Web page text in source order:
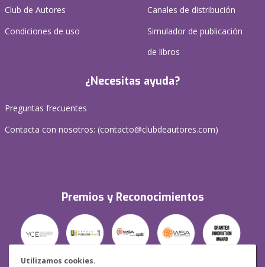
Utilizamos cookies.
Club de Autores
Condiciones de uso
Canales de distribución
Simulador de publicación
de libros
¿Necesitas ayuda?
Preguntas frecuentes
Contacta con nosotros: (contacto@clubdeautores.com)
Premios y Reconocimientos